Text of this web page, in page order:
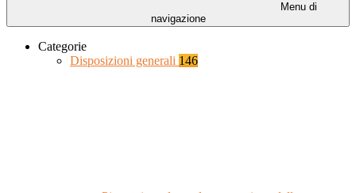
Menu di
navigazione
Categorie
Disposizioni generali 146